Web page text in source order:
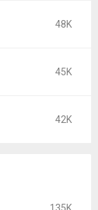
48K
45K
42K